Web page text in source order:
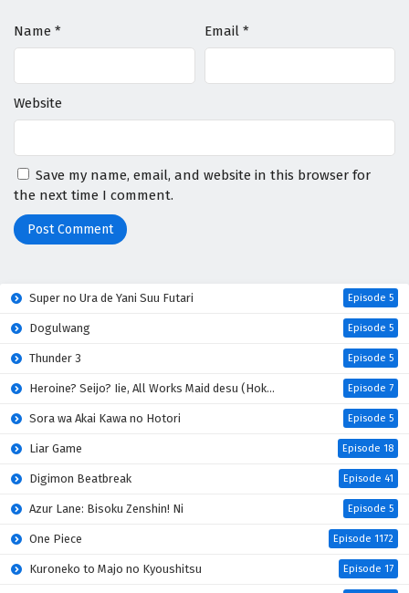
Name * Email *
Website
Save my name, email, and website in this browser for
the next time I comment.
Super no Ura de Yani Suu Futari Episode 5
Dogulwang Episode 5
Thunder 3 Episode 5
Heroine? Seijo? Iie, All Works Maid desu (Hokori)! Episode 7
Sora wa Akai Kawa no Hotori Episode 5
Liar Game Episode 18
Digimon Beatbreak Episode 41
Azur Lane: Bisoku Zenshin! Ni Episode 5
One Piece Episode 1172
Kuroneko to Majo no Kyoushitsu Episode 17